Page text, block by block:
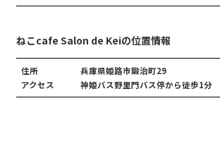
ねこcafe Salon de Keiの位置情報
住所
兵庫県姫路市鍛治町29
アクセス
神姫バス野里門バス停から徒歩1分